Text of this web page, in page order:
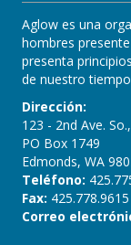
Aglow es una
hombres
presenta
de nuestro
Dirección:
123 - 2nd Ave.
PO Box 1749
Edmonds, WA
Teléfono:
Fax: 425.778.9615
Correo